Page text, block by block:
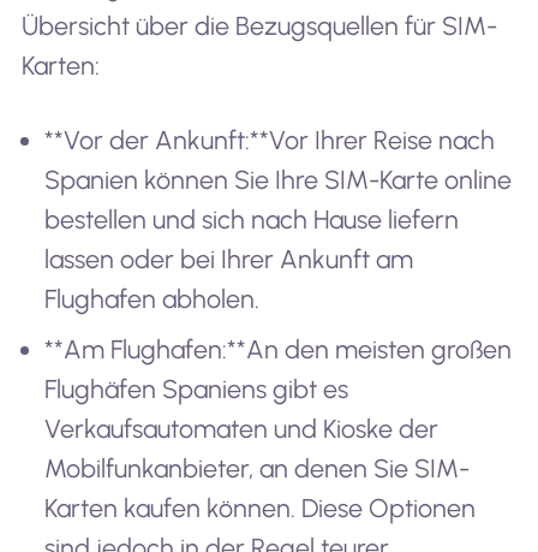
Übersicht über die Bezugsquellen für SIM-
Karten:
**Vor der Ankunft:**Vor Ihrer Reise nach
Spanien können Sie Ihre SIM-Karte online
bestellen und sich nach Hause liefern
lassen oder bei Ihrer Ankunft am
Flughafen abholen.
**Am Flughafen:**An den meisten großen
Flughäfen Spaniens gibt es
Verkaufsautomaten und Kioske der
Mobilfunkanbieter, an denen Sie SIM-
Karten kaufen können. Diese Optionen